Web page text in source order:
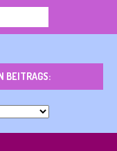
BEITRAGS: